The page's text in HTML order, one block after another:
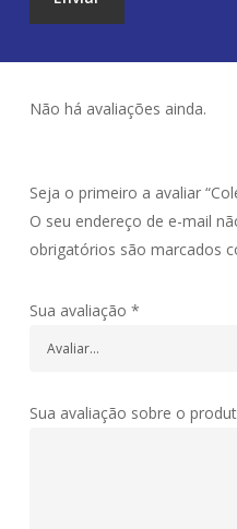
Não há avaliações ainda.
Seja o primeiro a avaliar
O seu endereço de e-mail
obrigatórios são marcados
Sua avaliação *
Sua avaliação sobre o